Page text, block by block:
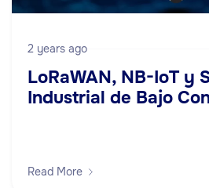
2 years ago
LoRaWAN, NB-IoT y
Industrial de Bajo
Read More